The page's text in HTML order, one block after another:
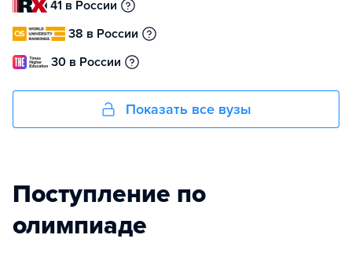
41 в России
38 в России
30 в России
Показать все вузы
Поступление по
олимпиаде